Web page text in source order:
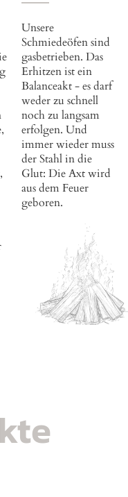
Unsere
Schmiedeöfen sind
gasbetrieben. Das
Erhitzen ist ein
Balanceakt - es darf
weder zu schnell
noch zu langsam
erfolgen. Und
immer wieder muss
der Stahl in die
Glut: Die Axt wird
aus dem Feuer
geboren.